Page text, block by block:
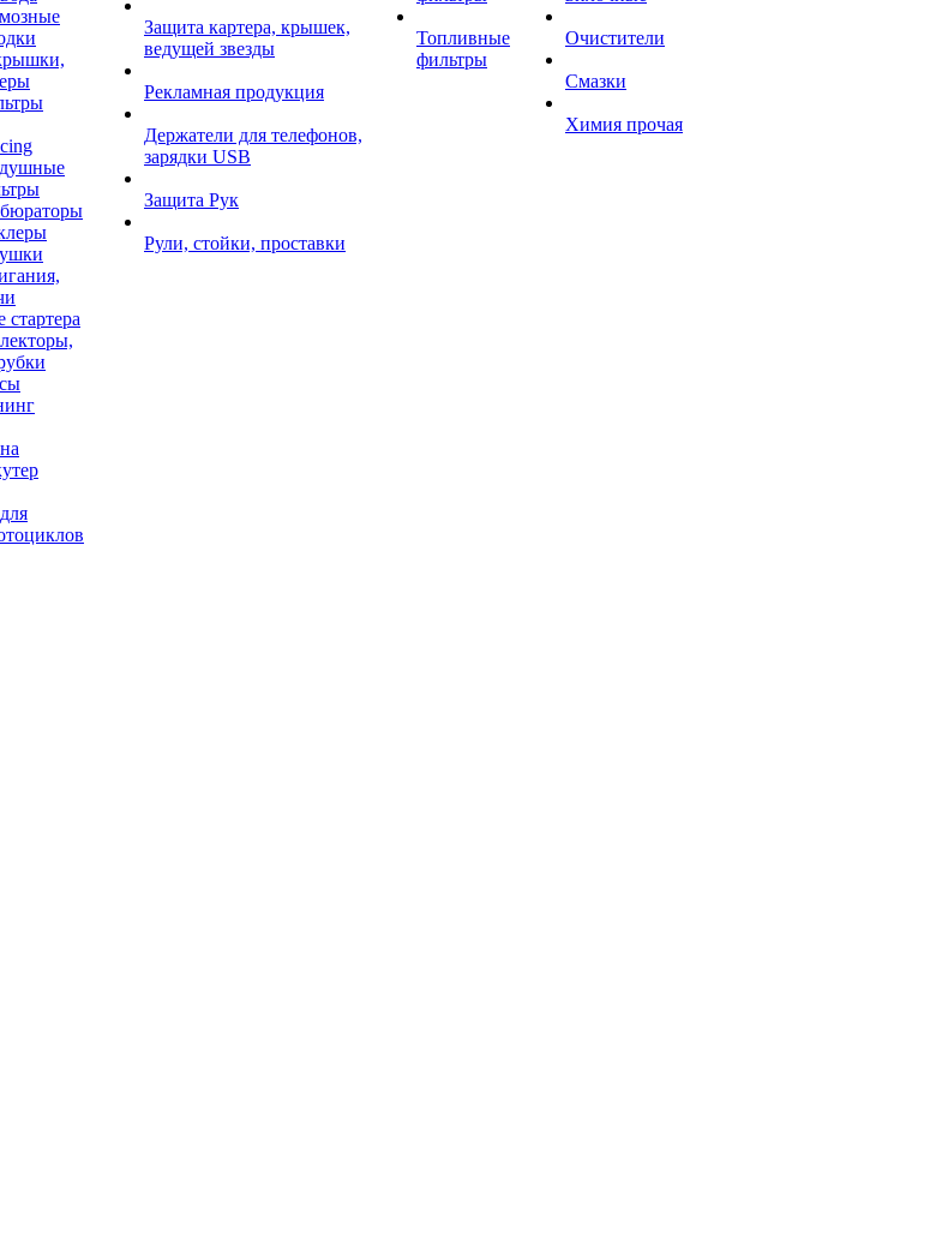
стартера
Защита картера, крышек,
ведущей звезды
Рекламная продукция
Держатели для телефонов,
зарядки USB
Защита Рук
Рули, стойки, проставки
Топливные
фильтры
Очистители
Смазки
Химия прочая